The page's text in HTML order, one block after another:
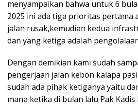
menyampaikan bahwa untuk 6
2025 ini ada tiga prioritas pertama
jalan rusak,kemudian kedua
dan yang ketiga adalah
Dengan demikian kami sudah
pengerjaan jalan kebon kalapa
sudah ada pihak ketiganya yaitu
mana ketika di bulan lalu Pak Kadis